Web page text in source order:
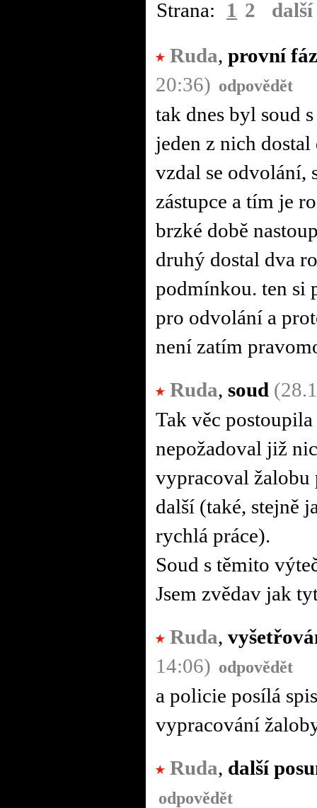
Strana: 1 2
další
Ruda, provní
20:36) odpovědět
tak dnes byl soud
jeden z nich
vzdal se odvolání,
zástupce a tím je
brzké době
druhý dostal dva
podmínkou. ten si
pro odvolání a
není zatím
Ruda, soud
Tak věc postoupila
nepožadoval již
vypracoval žalobu
další (také, stejně
rychlá práce).
Soud s těmito
Jsem zvědav jak
Ruda,
14:06) odpovědět
a policie posílá
vypracování
Ruda, další
odpovědět